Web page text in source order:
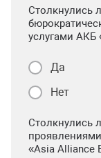
Столкнулись
услугами АКБ
Да
Нет
Столкнулись
«Asia Alliance